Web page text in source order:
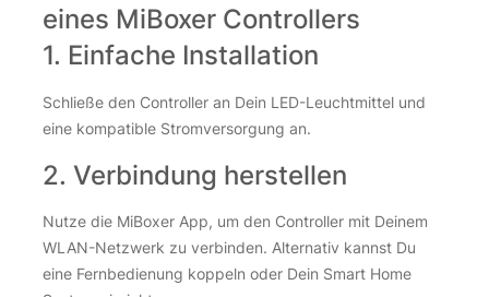
eines MiBoxer Controllers
1. Einfache Installation
Schließe den Controller an Dein LED-Leuchtmittel und
eine kompatible Stromversorgung an.
2. Verbindung herstellen
Nutze die MiBoxer App, um den Controller mit Deinem
WLAN-Netzwerk zu verbinden. Alternativ kannst Du
eine Fernbedienung koppeln oder Dein Smart Home